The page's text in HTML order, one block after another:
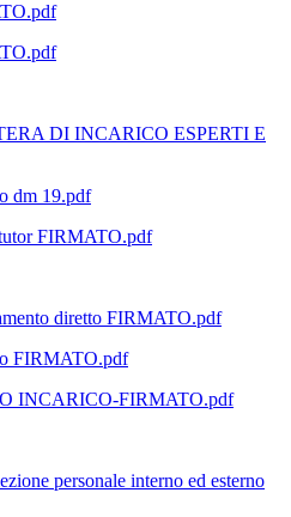
DI INCARICO ESPERTI E
dm 19.pdf
FIRMATO.pdf
diretto FIRMATO.pdf
FIRMATO.pdf
INCARICO-FIRMATO.pdf
personale interno ed esterno